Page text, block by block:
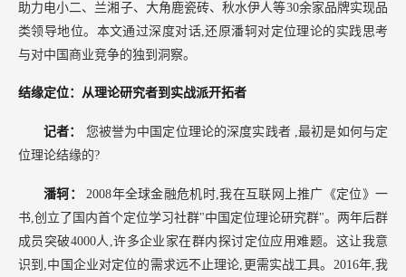
助力电小二、兰湘子、大角鹿瓷砖、秋水伊人等30余家品牌实现品
类领导地位。本文通过深度对话,还原潘轲对定位理论的实践思考
与对中国商业竞争的独到洞察。
结缘定位：从理论研究者到实战派开拓者
记者： 您被誉为中国定位理论的深度实践者 ,最初是如何与定
位理论结缘的?
潘轲： 2008年全球金融危机时,我在互联网上推广《定位》一
书,创立了国内首个定位学习社群"中国定位理论研究群"。两年后群
成员突破4000人,许多企业家在群内探讨定位应用难题。这让我意
识到,中国企业对定位的需求远不止理论,更需实战工具。2016年,我